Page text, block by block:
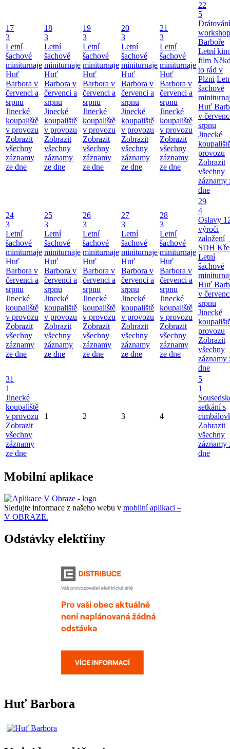
17
3
Letní
šachové
miniturnaje
Huť
Barbora v
červenci a
srpnu
Jinecké
koupaliště
v provozu
Zobrazit
všechny
záznamy
ze dne
18
3
Letní
šachové
miniturnaje
Huť
Barbora v
červenci a
srpnu
Jinecké
koupaliště
v provozu
Zobrazit
všechny
záznamy
ze dne
19
3
Letní
šachové
miniturnaje
Huť
Barbora v
červenci a
srpnu
Jinecké
koupaliště
v provozu
Zobrazit
všechny
záznamy
ze dne
20
3
Letní
šachové
miniturnaje
Huť
Barbora v
červenci a
srpnu
Jinecké
koupaliště
v provozu
Zobrazit
všechny
záznamy
ze dne
21
3
Letní
šachové
miniturnaje
Huť
Barbora v
červenci a
srpnu
Jinecké
koupaliště
v provozu
Zobrazit
všechny
záznamy
ze dne
22
5
Barboře
Letní
film
to rád v
Plzni
šachové
Huť
v
srpnu
Jinecké
provozu
Zobrazit
všechny
záznamy
dne
24
3
Letní
šachové
miniturnaje
Huť
Barbora v
červenci a
srpnu
Jinecké
koupaliště
v provozu
Zobrazit
všechny
záznamy
ze dne
25
3
Letní
šachové
miniturnaje
Huť
Barbora v
červenci a
srpnu
Jinecké
koupaliště
v provozu
Zobrazit
všechny
záznamy
ze dne
26
3
Letní
šachové
miniturnaje
Huť
Barbora v
červenci a
srpnu
Jinecké
koupaliště
v provozu
Zobrazit
všechny
záznamy
ze dne
27
3
Letní
šachové
miniturnaje
Huť
Barbora v
červenci a
srpnu
Jinecké
koupaliště
v provozu
Zobrazit
všechny
záznamy
ze dne
28
3
Letní
šachové
miniturnaje
Huť
Barbora v
červenci a
srpnu
Jinecké
koupaliště
v provozu
Zobrazit
všechny
záznamy
ze dne
29
4
Oslavy
výročí
založení
SDH
Letní
šachové
Huť
v
srpnu
Jinecké
provozu
Zobrazit
všechny
záznamy
dne
31
1
Jinecké
koupaliště
v provozu
Zobrazit
všechny
záznamy
ze dne
1 2 3 4
5
1
setkání s
Zobrazit
všechny
záznamy
dne
Mobilní aplikace
Sledujte informace z našeho webu v mobilní aplikaci –
V OBRAZE.
Odstávky elektřiny
Huť Barbora